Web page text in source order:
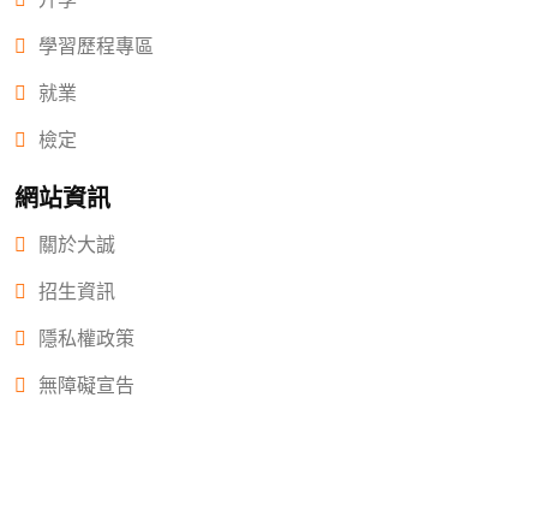
學習歷程專區
就業
檢定
網站資訊
關於大誠
招生資訊
隱私權政策
無障礙宣告